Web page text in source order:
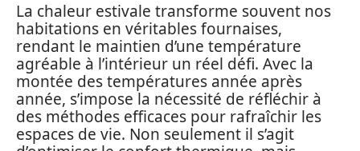
La chaleur estivale transforme souvent nos
habitations en véritables fournaises,
rendant le maintien d’une température
agréable à l’intérieur un réel défi. Avec la
montée des températures année après
année, s’impose la nécessité de réfléchir à
des méthodes efficaces pour rafraîchir les
espaces de vie. Non seulement il s’agit